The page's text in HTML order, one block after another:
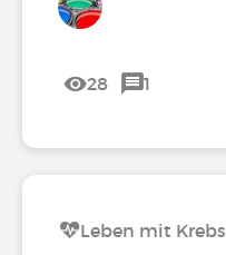
28 1
Leben mit Krebs